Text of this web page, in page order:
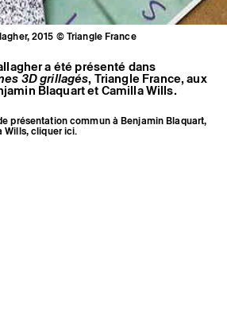
2015 © Triangle France
a été présenté dans
3D grillagés, Triangle France, aux
Blaquart et Camilla Wills.
présentation commun à Benjamin Blaquart,
Wills, cliquer ici.